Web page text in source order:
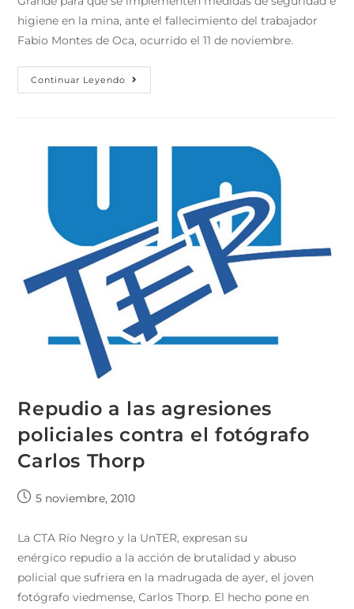
higiene en la mina, ante el fallecimiento del trabajador
Fabio Montes de Oca, ocurrido el 11 de noviembre.
Continuar Leyendo
Repudio a las agresiones
policiales contra el fotógrafo
Carlos Thorp
5 noviembre, 2010
La CTA Río Negro y la UnTER, expresan su
enérgico repudio a la acción de brutalidad y abuso
policial que sufriera en la madrugada de ayer, el joven
fotógrafo viedmense, Carlos Thorp. El hecho pone en